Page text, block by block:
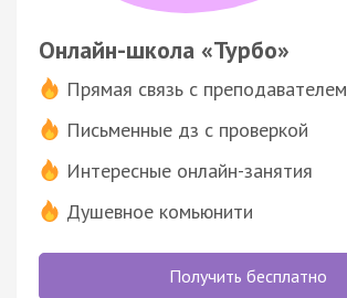
Онлайн-школа «Турбо»
Прямая связь с преподавателем
Письменные дз с проверкой
Интересные онлайн-занятия
Душевное комьюнити
Получить бесплатно